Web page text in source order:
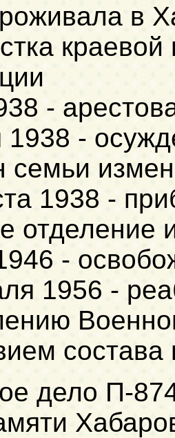
в
краевой
-
1938 -
семьи
1938 -
отделение
-
1956 -
дело П-